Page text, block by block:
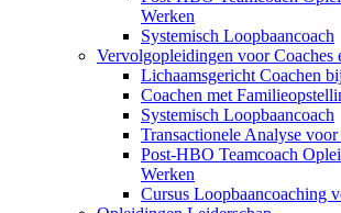
Werken
Systemisch Loopbaancoach
Vervolgopleidingen voor Coaches
Lichaamsgericht Coachen
Coachen met
Systemisch Loopbaancoach
Transactionele Analyse
Post-HBO Teamcoach
Werken
Cursus Loopbaancoaching